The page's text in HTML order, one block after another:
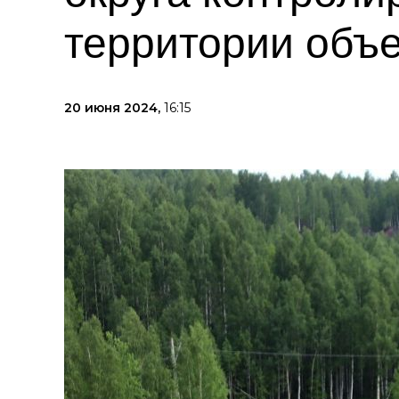
территории
20 июня 2024, 16:15